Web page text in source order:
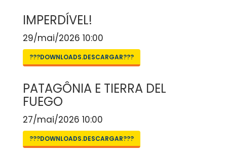
IMPERDÍVEL!
29/mai/2026 10:00
???DOWNLOADS.DESCARGAR???
PATAGÔNIA E TIERRA DEL
FUEGO
27/mai/2026 10:00
???DOWNLOADS.DESCARGAR???